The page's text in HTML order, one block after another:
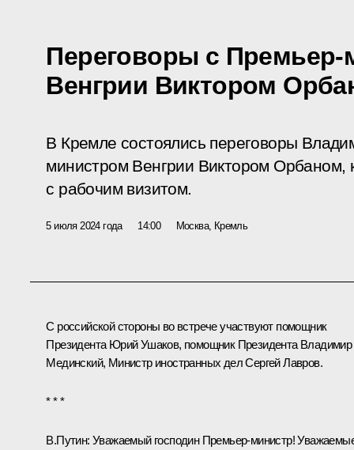
Переговоры с Премьер-
Венгрии Виктором
В Кремле состоялись переговоры
министром Венгрии Виктором Орбаном,
с рабочим визитом.
5 июля 2024 года 14:00 Москва, Кремль
С российской стороны во встрече участвуют помощник
Президента Юрий Ушаков, помощник Президента Владимир
Мединский, Министр иностранных делСергей Лавров.
* * *
В.Путин: Уважаемый господин Премьер-министр!